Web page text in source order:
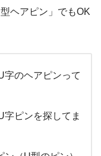
ヘアピン」でもOK
字のヘアピンって
字ピンを探してま